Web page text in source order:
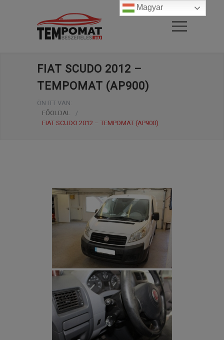
FIAT SCUDO 2012 –
TEMPOMAT (AP900)
ÖN ITT VAN:
FŐOLDAL
/
FIAT SCUDO 2012 – TEMPOMAT (AP900)
Magyar